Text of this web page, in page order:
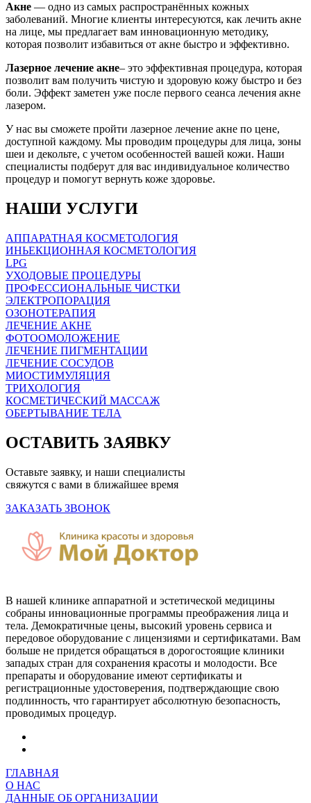
Акне — одно из самых распространённых кожных
заболеваний. Многие клиенты интересуются, как лечить акне
на лице, мы предлагает вам инновационную методику,
которая позволит избавиться от акне быстро и эффективно.
Лазерное лечение акне– это эффективная процедура, которая
позволит вам получить чистую и здоровую кожу быстро и без
боли. Эффект заметен уже после первого сеанса лечения акне
лазером.
У нас вы сможете пройти лазерное лечение акне по цене,
доступной каждому. Мы проводим процедуры для лица, зоны
шеи и декольте, с учетом особенностей вашей кожи. Наши
специалисты подберут для вас индивидуальное количество
процедур и помогут вернуть коже здоровье.
НАШИ УСЛУГИ
АППАРАТНАЯ КОСМЕТОЛОГИЯ
ИНЬЕКЦИОННАЯ КОСМЕТОЛОГИЯ
LPG
УХОДОВЫЕ ПРОЦЕДУРЫ
ПРОФЕСCИОНАЛЬНЫЕ ЧИСТКИ
ЭЛЕКТРОПОРАЦИЯ
ОЗОНОТЕРАПИЯ
ЛЕЧЕНИЕ АКНЕ
ФОТООМОЛОЖЕНИЕ
ЛЕЧЕНИЕ ПИГМЕНТАЦИИ
ЛЕЧЕНИЕ СОСУДОВ
МИОСТИМУЛЯЦИЯ
ТРИХОЛОГИЯ
КОСМЕТИЧЕСКИЙ МАССАЖ
ОБЕРТЫВАНИЕ ТЕЛА
ОСТАВИТЬ ЗАЯВКУ
Оставьте заявку, и наши специалисты
свяжутся с вами в ближайшее время
ЗАКАЗАТЬ ЗВОНОК
В нашей клинике аппаратной и эстетической медицины
собраны инновационные программы преображения лица и
тела. Демократичные цены, высокий уровень сервиса и
передовое оборудование с лицензиями и сертификатами. Вам
больше не придется обращаться в дорогостоящие клиники
западых стран для сохранения красоты и молодости. Все
препараты и оборудование имеют сертификаты и
регистрационные удостоверения, подтверждающие свою
подлинность, что гарантирует абсолютную безопасность,
проводимых процедур.
ГЛАВНАЯ
О НАС
ДАННЫЕ ОБ ОРГАНИЗАЦИИ